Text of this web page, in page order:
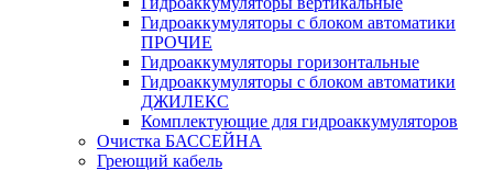
Гидроаккумуляторы с блоком автоматики
ПРОЧИЕ
Гидроаккумуляторы горизонтальные
Гидроаккумуляторы с блоком автоматики
ДЖИЛЕКС
Комплектующие для гидроаккумуляторов
Очистка БАССЕЙНА
Греющий кабель